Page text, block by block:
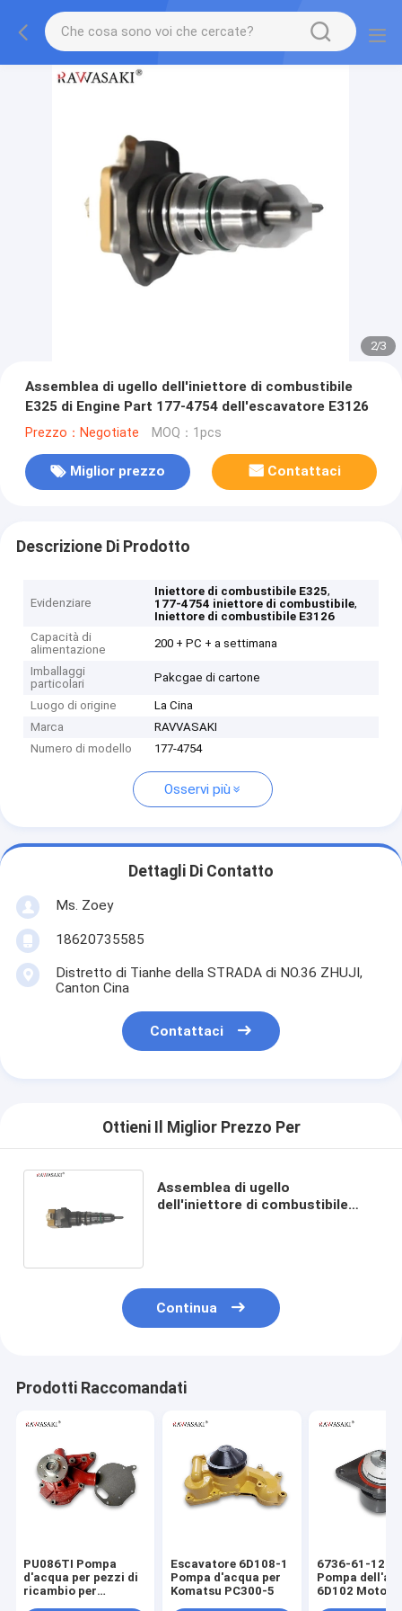
2/3
Assemblea di ugello dell'iniettore di combustibile
E325 di Engine Part 177-4754 dell'escavatore E3126
Prezzo：Negotiate MOQ：1pcs
Miglior prezzo Contattaci
Descrizione Di Prodotto
Evidenziare
Iniettore di combustibile E325,
177-4754 iniettore di combustibile,
Iniettore di combustibile E3126
Capacità di
alimentazione
200 + PC + a settimana
Imballaggi
particolari
Pakcgae di cartone
Luogo di origine
La Cina
Marca
RAVVASAKI
Numero di modello
177-4754
Osservi più
Dettagli Di Contatto
Ms. Zoey
18620735585
Distretto di Tianhe della STRADA di NO.36 ZHUJI,
Canton Cina
Contattaci
Ottieni Il Miglior Prezzo Per
Assemblea di ugello
dell'iniettore di combustibile
Continua
Prodotti Raccomandati
PU086TI Pompa
d'acqua per pezzi di
ricambio per
Escavatore 6D108-1
Pompa d'acqua per
Komatsu PC300-5
6736-61-1201
Pompa
6D102 Motore